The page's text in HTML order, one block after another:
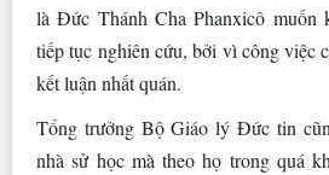
là Đức Thánh Cha Phanxicô muốn
tiếp tục nghiên cứu, bởi vì công việc
kết luận nhất quán.
Tổng trưởng Bộ Giáo lý Đức tin
nhà sử học mà theo họ trong quá